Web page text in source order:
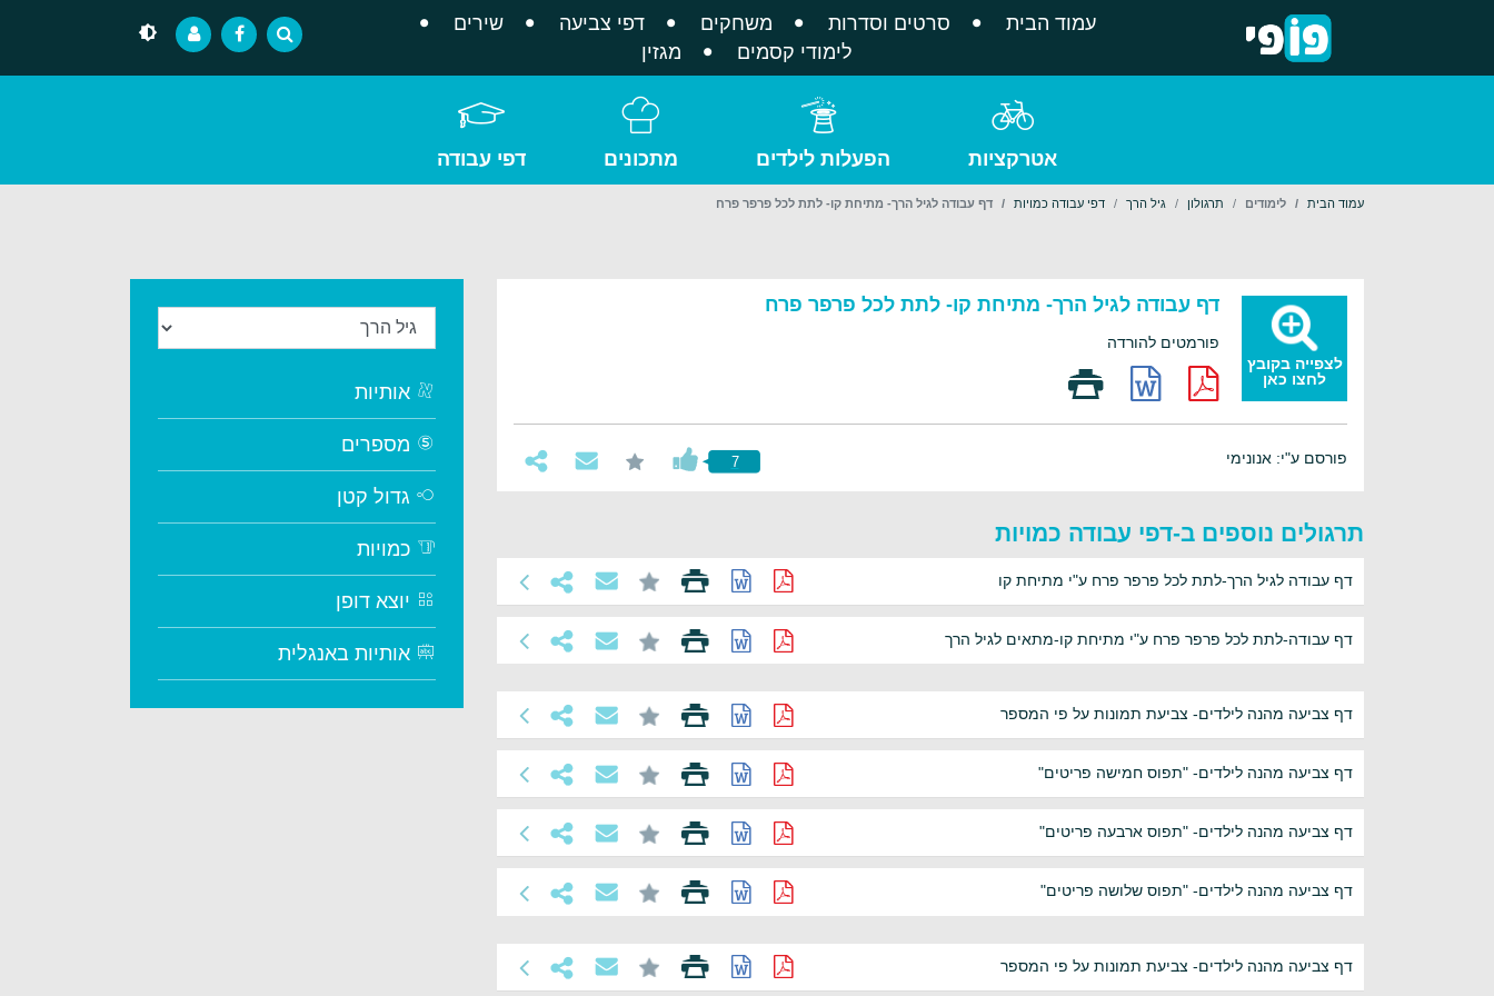
עמוד הבית סרטים וסדרות משחקים דפי צביעה
שירים
לימודי קסמים
מגזין
אטרקציות הפעלות לילדים מתכונים דפי עבודה
עמוד הבית לימודים תרגולון גיל הרך דפי עבודה כמויות דף עבודה לגיל הרך- מתיחת קו- לתת לכל פרפר פרח
לצפייה בקובץ
לחצו כאן
דף עבודה לגיל הרך- מתיחת קו- לתת לכל פרפר פרח
פורמטים להורדה
פורסם ע"י: אנונימי 7
תרגולים נוספים ב-דפי עבודה כמויות
דף עבודה לגיל הרך-לתת לכל פרפר פרח ע"י מתיחת קו
דף עבודה-לתת לכל פרפר פרח ע"י מתיחת קו-מתאים לגיל הרך
דף צביעה מהנה לילדים- צביעת תמונות על פי המספר
דף צביעה מהנה לילדים- "תפוס חמישה פריטים"
דף צביעה מהנה לילדים- "תפוס ארבעה פריטים"
דף צביעה מהנה לילדים- "תפוס שלושה פריטים"
דף צביעה מהנה לילדים- צביעת תמונות על פי המספר
אותיות
מספרים
גדול קטן
כמויות
יוצא דופן
אותיות באנגלית